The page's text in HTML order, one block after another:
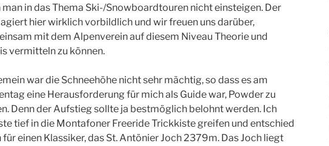
man in das Thema Ski-/Snowboardtouren nicht einsteigen. Der
agiert hier wirklich vorbildlich und wir freuen uns darüber,
mit dem Alpenverein auf diesem Niveau Theorie und
vermitteln zu können.
war die Schneehöhe nicht sehr mächtig, so dass es am
eine Herausforderung für mich als Guide war, Powder zu
Denn der Aufstieg sollte ja bestmöglich belohnt werden. Ich
tief in die Montafoner Freeride Trickkiste greifen und entschied
für einen Klassiker, das St. Antönier Joch 2379m. Das Joch liegt